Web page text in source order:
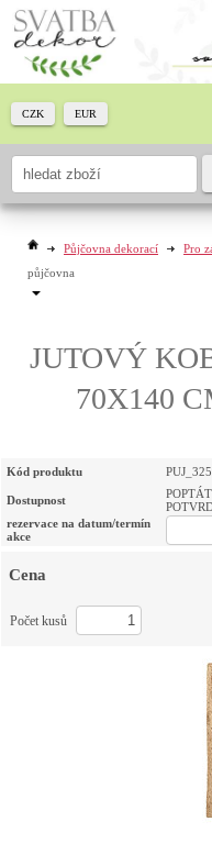
Půjčovna dekorací Pro
půjčovna
JUTOVÝ
70X140
Kód produktu
Dostupnost
rezervace na datum/termín
akce
Cena
Počet kusů
CZK EUR